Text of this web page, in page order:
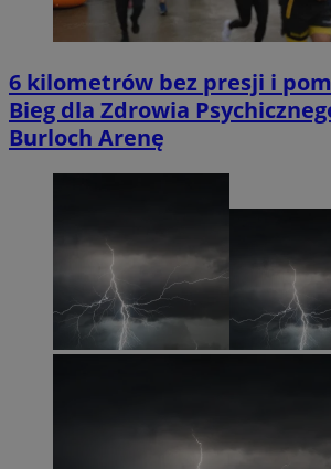
6 kilometrów bez presji i
Bieg dla Zdrowia
Burloch Arenę